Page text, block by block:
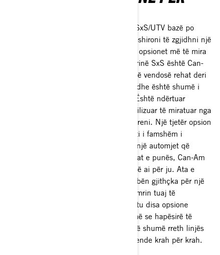
Nëse ndiheni sikur 2-3 ulëset në një SxS/UTV bazë po
ngërthejnë stilin tuaj, atëherë do të dëshironi të zgjidhni një
automjet me hapësirë ​​shtesë. Një nga opsionet më të mira
të kalërimit familjar që keni në kategorinë SxS është Can-
Am Maverick Sport MAX DPS. Mund të vendosë rehat deri
në 4 pasagjerë, ka një dizajn modern dhe është shumë i
gjerë për të mbajtur pajisjet me vete. Është ndërtuar
gjithashtu i sigurt me një kafaz të profilizuar të miratuar nga
ROPS dhe mbrojtje të jashtme nga terreni. Një tjetër opsion
miqësor për familjen është komandanti i famshëm i
gjithanshëm Can-Am. Nëse dëshironi një automjet që
kombinon argëtimin familjar dhe detyrat e punës, Can-Am
Commander MAX XT me 4 vende është ai për ju. Ata e
quajnë Komandantin një makineri që bën gjithçka për një
arsye! Së fundi, nëse doni të rrisni numrin tuaj të
pasagjerëve në 6, Can-Am ka gjithashtu disa opsione
automjetesh me 6 vende me më shumë se hapësirë ​​të
mjaftueshme për ngarkesë. Zbuloni më shumë rreth linjës
Can-Am të automjeteve me 4 dhe 6 vende krah për krah.